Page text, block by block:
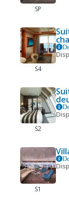
SP
S4
S2
S1